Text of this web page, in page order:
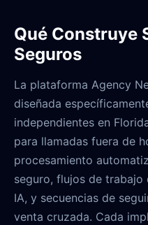
Qué Construye
Seguros
La plataforma Agency
diseñada
independientes en
para llamadas fuera de
procesamiento
seguro, flujos de
IA, y secuencias de
venta cruzada. Cada